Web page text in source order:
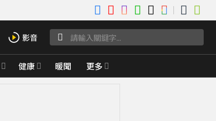
健康 暖聞 更多